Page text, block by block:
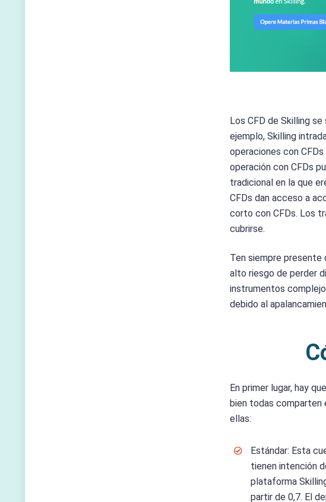
Los CFD de Skilling
ejemplo, Skilling
operaciones con
operación con CFDs
tradicional en la que
CFDs dan acceso a
corto con CFDs. Los
cubrirse.
Ten siempre presente
alto riesgo de perder
instrumentos
debido al
En primer lugar, hay
bien todas comparten
ellas:
Estándar: Esta
tienen intención
plataforma
partir de 0,7. El